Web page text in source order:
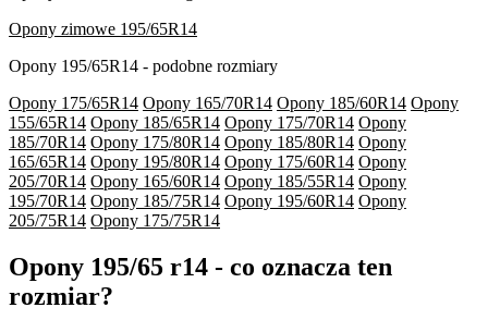
Opony zimowe 195/65R14
Opony 195/65R14 - podobne rozmiary
Opony 175/65R14 Opony 165/70R14 Opony 185/60R14 Opony
155/65R14 Opony 185/65R14 Opony 175/70R14 Opony
185/70R14 Opony 175/80R14 Opony 185/80R14 Opony
165/65R14 Opony 195/80R14 Opony 175/60R14 Opony
205/70R14 Opony 165/60R14 Opony 185/55R14 Opony
195/70R14 Opony 185/75R14 Opony 195/60R14 Opony
205/75R14 Opony 175/75R14
Opony 195/65 r14 - co oznacza ten
rozmiar?